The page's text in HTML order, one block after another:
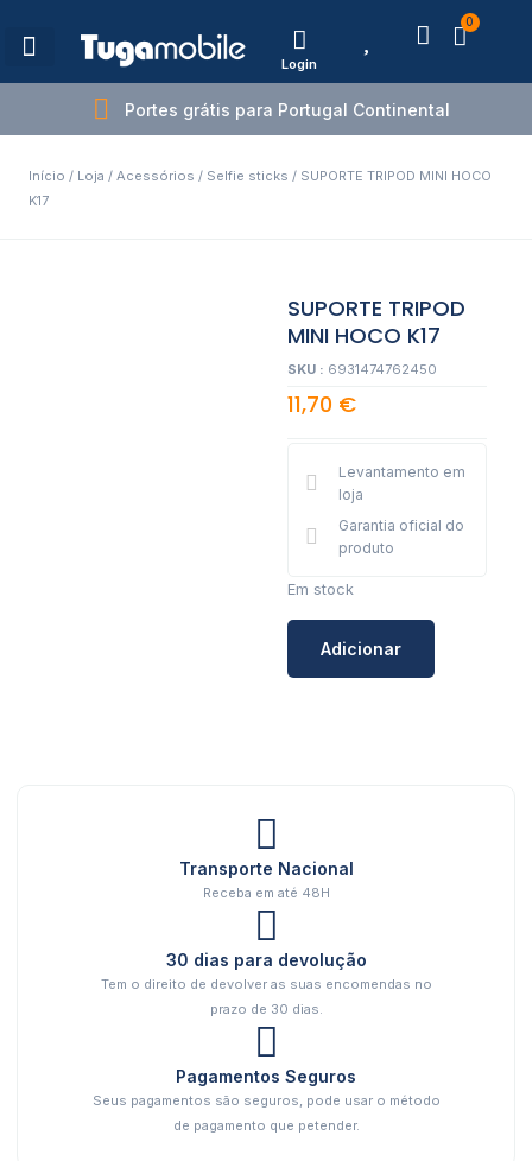
Login
0
Portes grátis para Portugal Continental
Início / Loja / Acessórios / Selfie sticks / SUPORTE TRIPOD MINI HOCO
K17
SUPORTE TRIPOD
MINI HOCO K17
SKU : 6931474762450
11,70 €
Levantamento em
loja
Garantia oficial do
produto
Em stock
Adicionar
Transporte Nacional
Receba em até 48H
30 dias para devolução
Tem o direito de devolver as suas encomendas no
prazo de 30 dias.
Pagamentos Seguros
Seus pagamentos são seguros, pode usar o método
de pagamento que petender.